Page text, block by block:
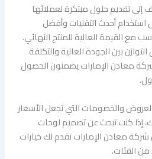
تقديم حلول مبتكرة لعملائها
أحدث التقنيات وأفضل
مع القيمة العالية للمنتج النهائي.
بين الجودة العالية والتكلفة
معادن الإمارات يضمنون الحصول
والخصومات التي تجعل الأسعار
إذا كنت تبحث عن تصميم لوحات
معادن الإمارات تقدم لك خيارات
من الفئات.